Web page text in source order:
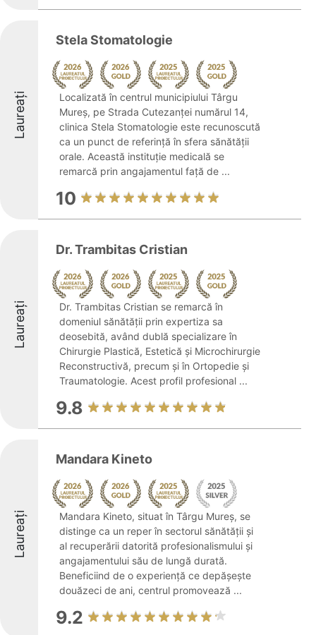
Laureați
Stela Stomatologie
Localizată în centrul municipiului Târgu
Mureș, pe Strada Cutezanței numărul 14,
clinica Stela Stomatologie este recunoscută
ca un punct de referință în sfera sănătății
orale. Această instituție medicală se
remarcă prin angajamentul față de ...
10
Laureați
Dr. Trambitas Cristian
Dr. Trambitas Cristian se remarcă în
domeniul sănătății prin expertiza sa
deosebită, având dublă specializare în
Chirurgie Plastică, Estetică și Microchirurgie
Reconstructivă, precum și în Ortopedie și
Traumatologie. Acest profil profesional ...
9.8
Laureați
Mandara Kineto
Mandara Kineto, situat în Târgu Mureș, se
distinge ca un reper în sectorul sănătății și
al recuperării datorită profesionalismului și
angajamentului său de lungă durată.
Beneficiind de o experiență ce depășește
douăzeci de ani, centrul promovează ...
9.2